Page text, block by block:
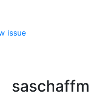
issue
saschaffm